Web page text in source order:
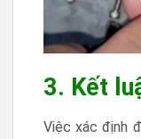
3. Kết
Việc xác định